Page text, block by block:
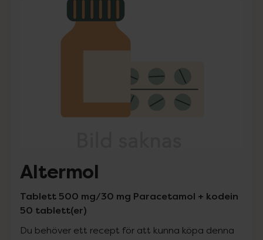
Lista: . Innehåller 1 objekt.
Altermol
Tablett 500 mg/30 mg Paracetamol + kodein
50 tablett(er)
Du behöver ett recept för att kunna köpa denna